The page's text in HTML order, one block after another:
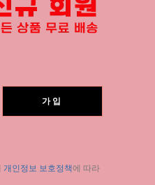
가입
개인정보 보호정책에 따라